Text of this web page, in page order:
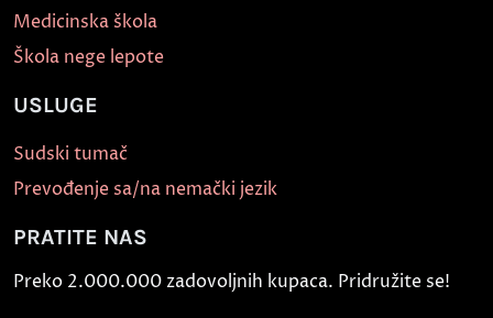
Medicinska škola
Škola nege lepote
USLUGE
Sudski tumač
Prevođenje sa/na nemački jezik
PRATITE NAS
Preko 2.000.000 zadovoljnih kupaca. Pridružite se!